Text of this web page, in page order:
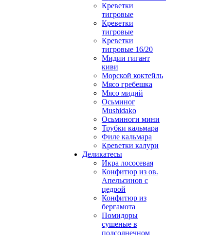
Креветки
тигровые
Креветки
тигровые
Креветки
тигровые 16/20
Мидии гигант
киви
Морской коктейль
Мясо гребешка
Мясо мидий
Осьминог
Mushidako
Осьминоги мини
Трубки кальмара
Филе кальмара
Креветки калури
Деликатесы
Икра лососевая
Конфитюр из ов.
Апельсинов с
цедрой
Конфитюр из
бергамота
Помидоры
сушеные в
подсолнечном